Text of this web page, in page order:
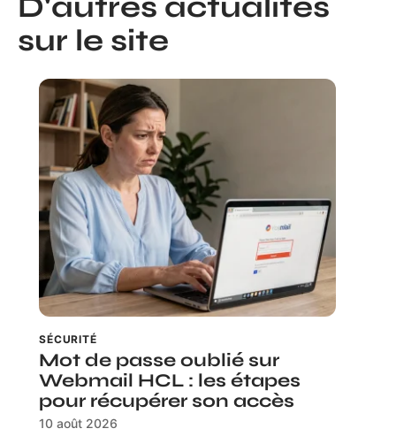
D'autres actualités
sur le site
SÉCURITÉ
Mot de passe oublié sur
Webmail HCL : les étapes
pour récupérer son accès
10 août 2026